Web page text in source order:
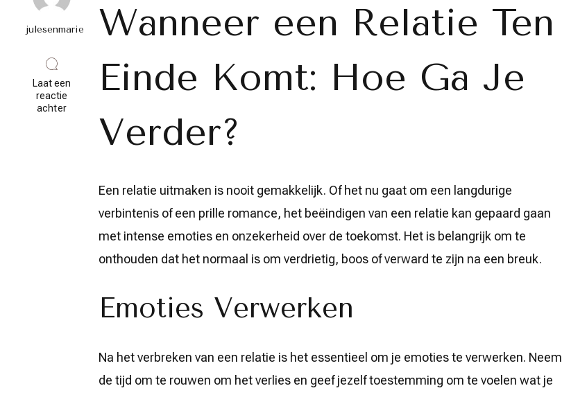
julesenmarie
Laat een
reactie
achterop
Wanneer een Relatie Ten
Einde Komt: Hoe Ga Je
Verder?
Een relatie uitmaken is nooit gemakkelijk. Of het nu gaat om een langdurige
verbintenis of een prille romance, het beëindigen van een relatie kan gepaard gaan
met intense emoties en onzekerheid over de toekomst. Het is belangrijk om te
onthouden dat het normaal is om verdrietig, boos of verward te zijn na een breuk.
Emoties Verwerken
Na het verbreken van een relatie is het essentieel om je emoties te verwerken. Neem
de tijd om te rouwen om het verlies en geef jezelf toestemming om te voelen wat je